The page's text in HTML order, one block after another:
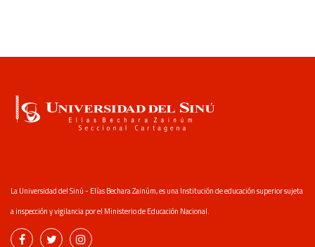
La Universidad del Sinú - Elías Bechara Zainúm, es una Institución de educación superior sujeta
a inspección y vigilancia por el Ministerio de Educación Nacional.